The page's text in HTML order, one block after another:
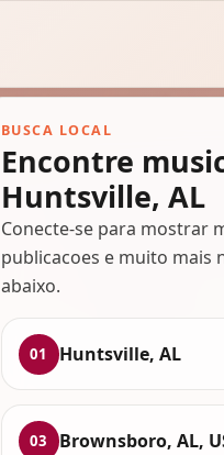
BUSCA LOCAL
Encontre
Huntsville, AL
Conecte-se para mostrar
publicacoes e muito mais
abaixo.
01 Huntsville, AL
03 Brownsboro, AL,